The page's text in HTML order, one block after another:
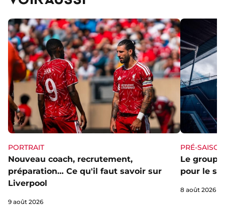
PORTRAIT
Nouveau coach, recrutement,
préparation… Ce qu'il faut savoir sur
Liverpool
9 août 2026
PRÉ-SAISON
Le groupe
pour le
8 août 2026